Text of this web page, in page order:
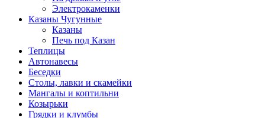
Электрокаменки
Казаны Чугунные
Казаны
Печь под Казан
Теплицы
Автонавесы
Беседки
Столы, лавки и скамейки
Мангалы и коптильни
Козырьки
Грядки и клумбы